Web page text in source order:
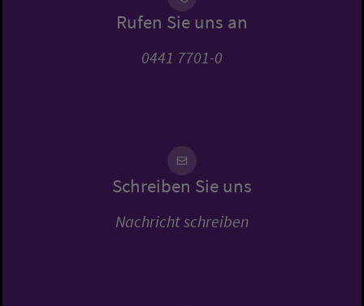
Rufen Sie uns an
0441 7701-0
Schreiben Sie uns
Nachricht schreiben